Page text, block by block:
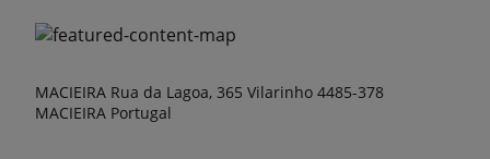
MACIEIRA Rua da Lagoa, 365 Vilarinho 4485-378
MACIEIRA Portugal